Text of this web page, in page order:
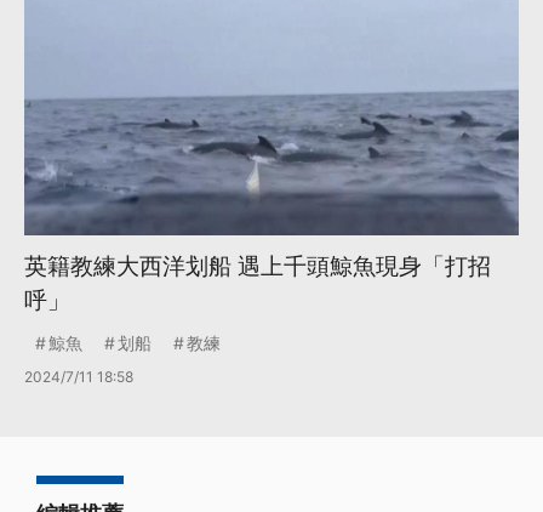
英籍教練大西洋划船 遇上千頭鯨魚現身「打招
呼」
鯨魚 划船 教練
2024/7/11 18:58